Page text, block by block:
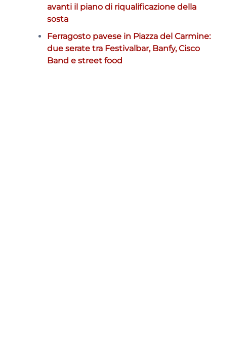
avanti il piano di riqualificazione della
sosta
Ferragosto pavese in Piazza del Carmine:
due serate tra Festivalbar, Banfy, Cisco
Band e street food